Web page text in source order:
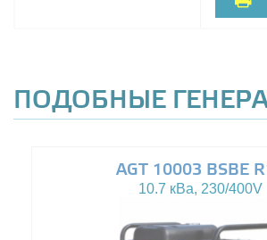
ПОДОБНЫЕ
AGT 10003 BSBE
10.7 кВа, 230/400V